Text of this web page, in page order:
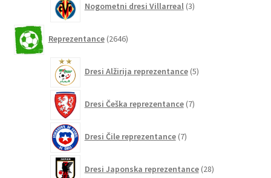
Nogometni dresi Villarreal 3izdelki
Reprezentance 2646izdelkov
Dresi Alžirija reprezentance 5izdelkov
Dresi Češka reprezentance 7izdelkov
Dresi Čile reprezentance 7izdelkov
Dresi Japonska reprezentance 28izdelkov